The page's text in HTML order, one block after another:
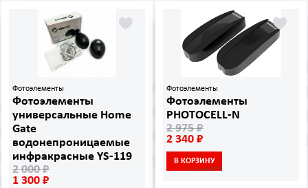
Фотоэлементы
Фотоэлементы
универсальные Home
Gate
водонепроницаемые
инфракрасные YS-119
2 000 ₽
1 300 ₽
Фотоэлементы
Фотоэлементы
PHOTOCELL‑N
2 975 ₽
2 340 ₽
В КОРЗИНУ